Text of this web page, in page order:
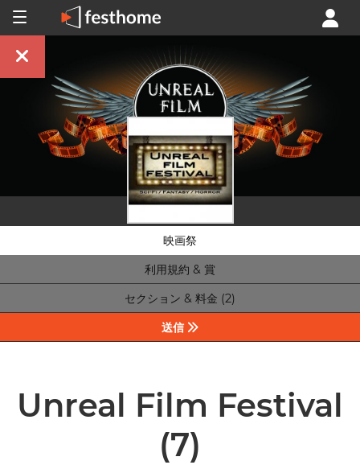
映画祭
利用規約 & 賞
セクション & 料金 (2)
送信
Unreal Film Festival
(7)